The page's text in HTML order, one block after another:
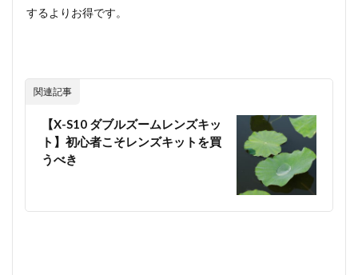
するよりお得です。
関連記事
【X-S10 ダブルズームレンズキッ
ト】初心者こそレンズキットを買
うべき